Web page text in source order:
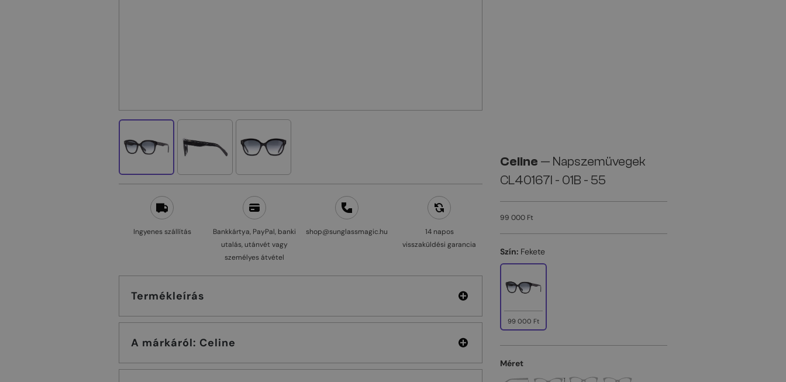
Ingyenes szállítás
Bankkártya, PayPal, banki
utalás, utánvét vagy
személyes átvétel
shop@sunglassmagic.hu
14 napos
visszaküldési garancia
Termékleírás
A márkáról: Celine
Celine — Napszemüvegek
CL40167I - 01B - 55
99 000 Ft
Szín: Fekete
99 000 Ft
Méret